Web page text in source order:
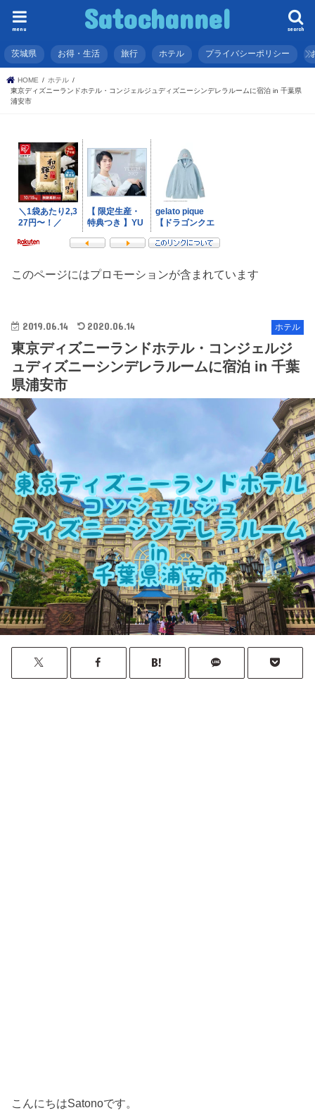
Satochannel search
menu
茨城県 お得・生活 旅行 ホテル プライバシーポリシー
HOME
ホテル
東京ディズニーランドホテル・コンジェルジュディズニーシンデレラルームに宿泊 in 千葉県
浦安市
このページにはプロモーションが含まれています
ホテル
2019.06.14 2020.06.14
東京ディズニーランドホテル・コンジェルジ
ュディズニーシンデレラルームに宿泊 in 千葉
県浦安市
こんにちはSatonoです。